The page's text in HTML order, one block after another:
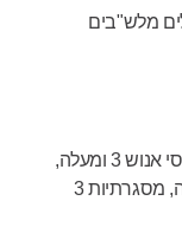
מלש"בים
(לבנות בלבד) - יחסי אנוש 3 ומעלה,
ניהול וארגון 2 ומעלה, פיקוד 3 ומעלה, מסגרתיות 3